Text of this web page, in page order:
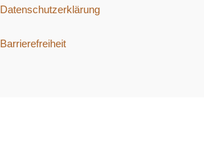
Datenschutzerklärung
Barrierefreiheit